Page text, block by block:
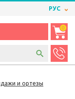
РУС
0
и ортезы